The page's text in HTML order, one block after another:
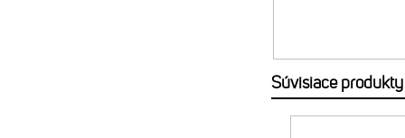
Súvisiace produkty